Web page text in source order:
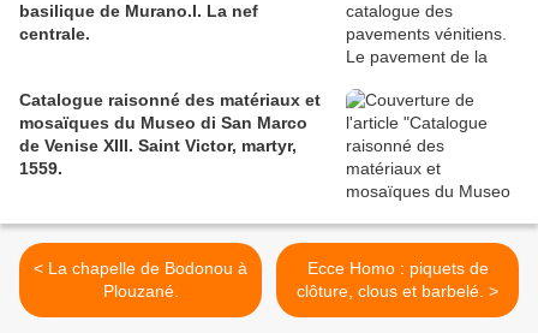
basilique de Murano.I. La nef
centrale.
Catalogue raisonné des matériaux et
mosaïques du Museo di San Marco
de Venise XIII. Saint Victor, martyr,
1559.
< La chapelle de Bodonou à
Plouzané.
Ecce Homo : piquets de
clôture, clous et barbelé. >